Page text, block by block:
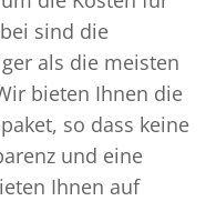
sind die
als die meisten
bieten Ihnen die
so dass keine
und eine
Ihnen auf